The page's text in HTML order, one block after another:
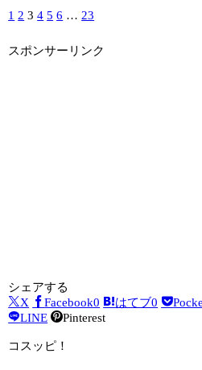
1 2 3 4 5 6 … 23
スポンサーリンク
シェアする
X
Facebook0 はてブ0
LINE
Pinterest
コスッピ！